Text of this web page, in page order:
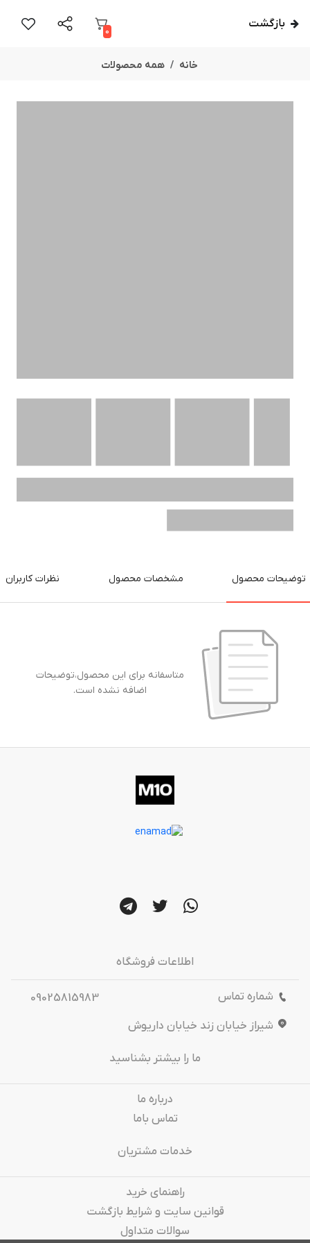
بازگشت
0
خانه همه محصولات
توضیحات محصول مشخصات محصول نظرات کاربران
متاسفانه برای این محصول،توضیحات
اضافه نشده است.
اطلاعات فروشگاه
شماره تماس
09025815983
شیراز خیابان زند خیابان داریوش
ما را بیشتر بشناسید
درباره‌ ما
تماس باما
خدمات مشتریان
راهنمای خرید
قوانین سایت و شرایط بازگشت
سوالات متداول